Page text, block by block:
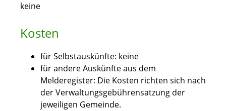
keine
Kosten
für Selbstauskünfte: keine
für andere Auskünfte aus dem
Melderegister: Die Kosten richten sich nach
der Verwaltungsgebührensatzung der
jeweiligen Gemeinde.